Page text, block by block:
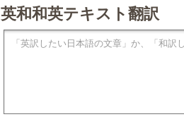
英和和英テキスト翻訳